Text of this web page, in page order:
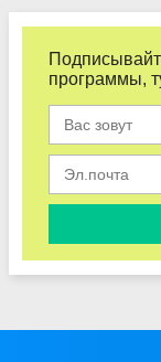
программы,